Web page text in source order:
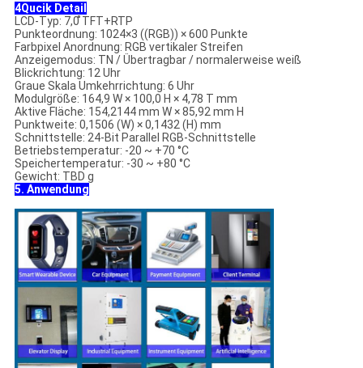
4Qucik Detail
LCD-Typ: 7,0 ̊TFT+RTP
Punkteordnung: 1024×3 ((RGB)) × 600 Punkte
Farbpixel Anordnung: RGB vertikaler Streifen
Anzeigemodus: TN / Übertragbar / normalerweise weiß
Blickrichtung: 12 Uhr
Graue Skala Umkehrrichtung: 6 Uhr
Modulgröße: 164,9 W × 100,0 H × 4,78 T mm
Aktive Fläche: 154,2144 mm W × 85,92 mm H
Punktweite: 0,1506 (W) × 0,1432 (H) mm
Schnittstelle: 24-Bit Parallel RGB-Schnittstelle
Betriebstemperatur: -20 ~ +70 °C
Speichertemperatur: -30 ~ +80 °C
Gewicht: TBD g
5. Anwendung